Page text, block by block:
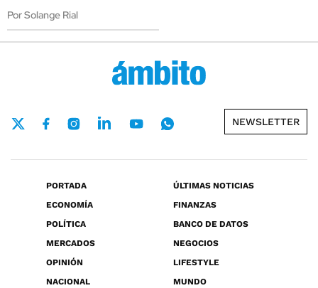
Por Solange Rial
NEWSLETTER
PORTADA
ÚLTIMAS NOTICIAS
ECONOMÍA
FINANZAS
POLÍTICA
BANCO DE DATOS
MERCADOS
NEGOCIOS
OPINIÓN
LIFESTYLE
NACIONAL
MUNDO